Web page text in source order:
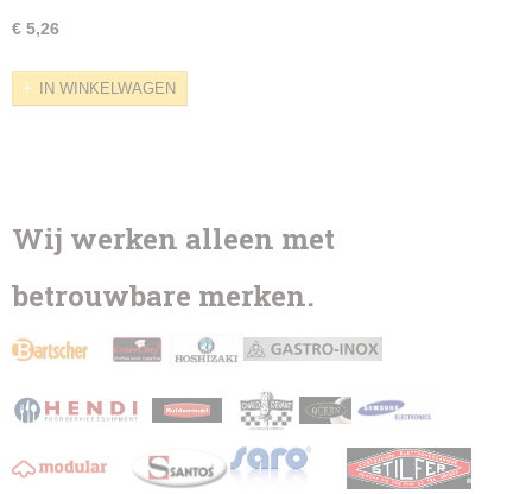
€ 5,26
IN WINKELWAGEN
Wij werken alleen met
betrouwbare merken.